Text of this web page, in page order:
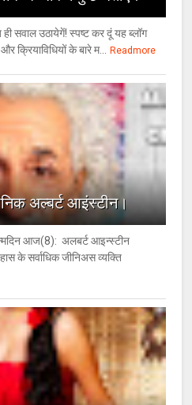
सवाल उठायेगें! स्पष्ट कर दूं यह ब्लॉग
क्रियाविधियों के बारे म...
Readmore
अल्बर्ट आइंस्टीन।
आज(8): अलबर्ट आइन्स्टीन
के सर्वाधिक जीनिअस व्यक्ति